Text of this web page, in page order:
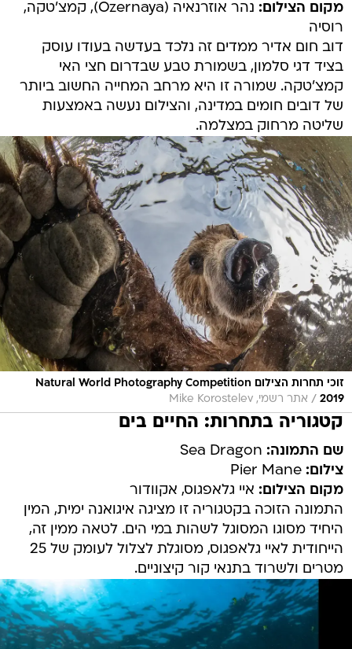
מקום הצילום:
נהר אוזרנאיה (Ozernaya), קמצ'טקה,
רוסיה
דוב חום אדיר ממדים זה נלכד בעדשה בעודו עוסק
בציד דגי סלמון, בשמורת טבע שבדרום חצי האי
קמצ'טקה. שמורה זו היא מרחב המחייה החשוב ביותר
של דובים חומים במדינה, והצילום נעשה באמצעות
שליטה מרחוק במצלמה.
זוכי תחרות הצילום Natural World Photography Competition
2019
/ אתר רשמי, Mike Korostelev
קטגוריה בתחרות: החיים בים
שם התמונה:
צילום: Pier Mane
מקום הצילום: איי גלאפגוס, אקוודור
התמונה הזוכה בקטגוריה זו מציגה איגואנה ימית, המין
היחיד מסוגו המסוגל לשהות במי הים. לטאה ממין זה,
הייחודית לאיי גלאפגוס, מסוגלת לצלול לעומק של 25
מטרים ולשרוד בתנאי קור קיצוניים.